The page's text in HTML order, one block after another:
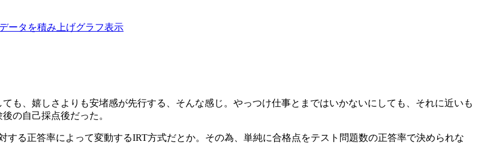
ータを積み上げグラフ表示
も、嬉しさよりも安堵感が先行する、そんな感じ。やっつけ仕事とまではいかないにしても、それに近いも
の自己採点後だった。
る正答率によって変動するIRT方式だとか。その為、単純に合格点をテスト問題数の正答率で決められな